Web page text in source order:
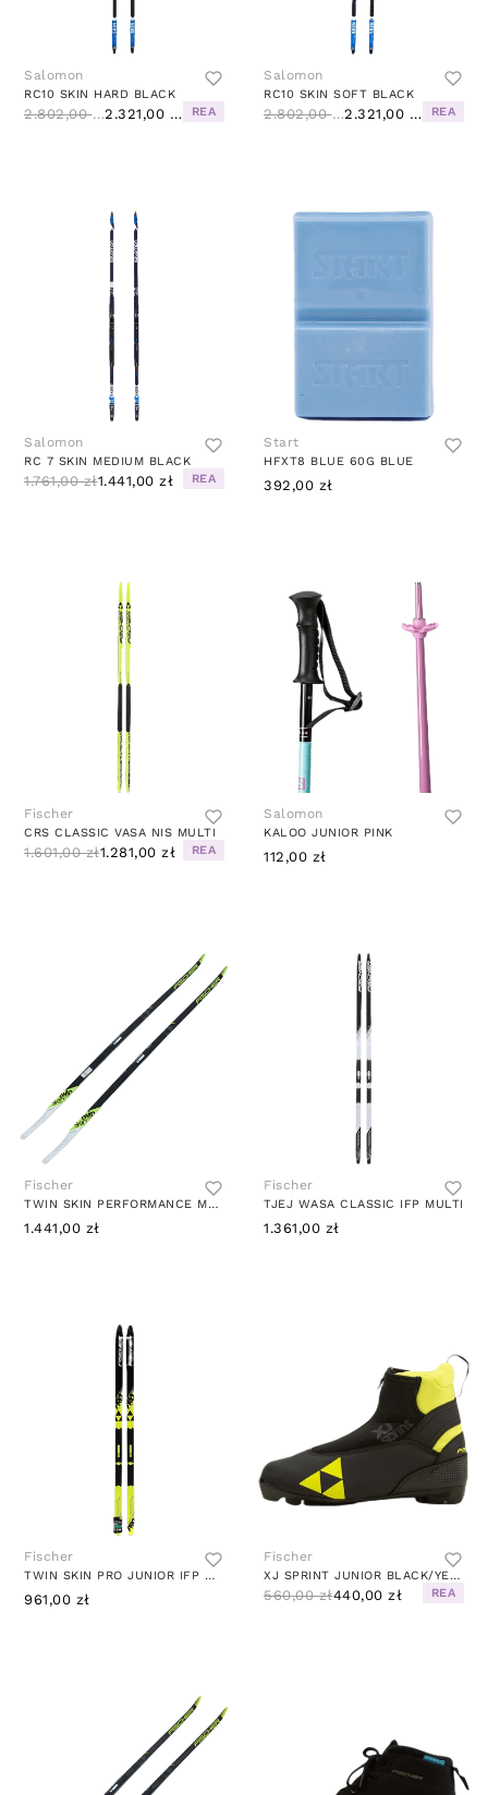
Salomon
RC10 SKIN HARD BLACK
2.802,00 zł 2.321,00 zł REA
Salomon
RC10 SKIN SOFT BLACK
2.802,00 zł 2.321,00 zł REA
Salomon
RC 7 SKIN MEDIUM BLACK
1.761,00 zł1.441,00 zł REA
Start
HFXT8 BLUE 60G BLUE
392,00 zł
Fischer
CRS CLASSIC VASA NIS MULTI
1.601,00 zł1.281,00 zł REA
Salomon
KALOO JUNIOR PINK
112,00 zł
Fischer
TWIN SKIN PERFORMANCE MEDIUM MULTI
1.441,00 zł
Fischer
TJEJ WASA CLASSIC IFP MULTI
1.361,00 zł
Fischer
TWIN SKIN PRO JUNIOR IFP MULTI
961,00 zł
Fischer
XJ SPRINT JUNIOR BLACK/YELLOW
560,00 zł440,00 zł REA